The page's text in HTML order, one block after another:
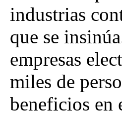
industrias
que se
empresas
miles de
beneficios en